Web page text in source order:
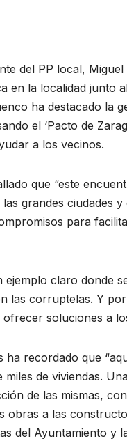
del PP local,
en la localidad junto
ha destacado la
el ‘Pacto de
a los vecinos.
que “este
grandes ciudades
para
ejemplo claro donde
las corruptelas. Y
soluciones a
ha recordado que
de viviendas.
de las mismas,
obras a las
del Ayuntamiento y